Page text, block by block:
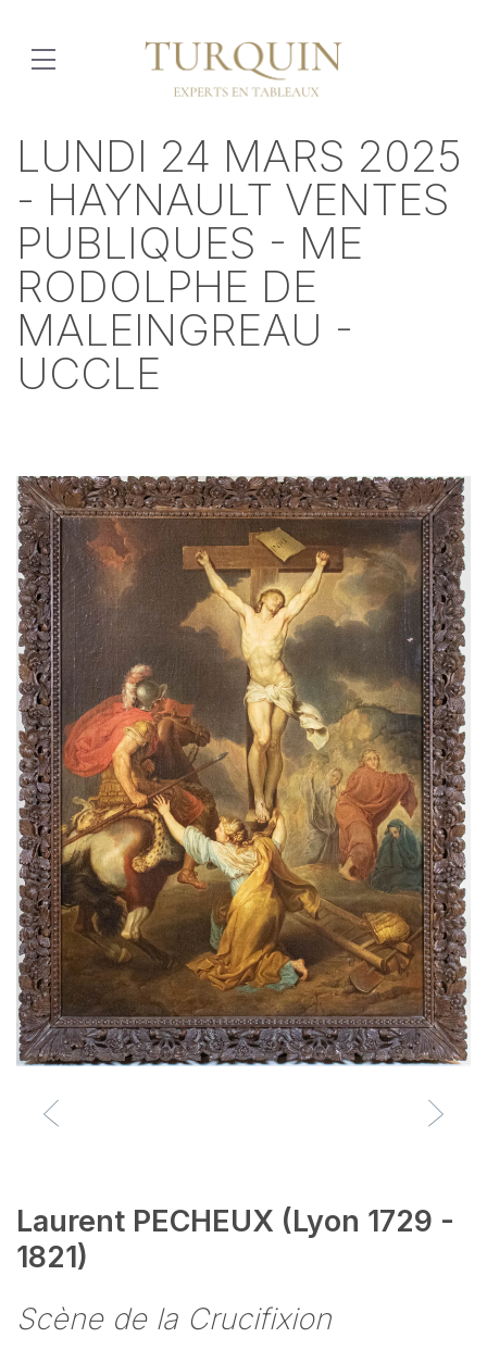
LUNDI 24 MARS 2025
- HAYNAULT VENTES
PUBLIQUES - ME
RODOLPHE DE
MALEINGREAU -
UCCLE
Laurent PECHEUX (Lyon 1729 -
1821)
Scène de la Crucifixion